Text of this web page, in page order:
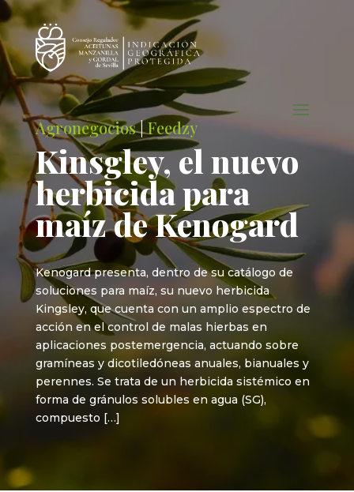
Agronegocios|Feedzy
Kinsgley, el nuevo
herbicida para
maíz de Kenogard
Kenogard presenta, dentro de su catálogo de
soluciones para maíz, su nuevo herbicida
Kingsley, que cuenta con un amplio espectro de
acción en el control de malas hierbas en
aplicaciones postemergencia, actuando sobre
gramíneas y dicotiledóneas anuales, bianuales y
perennes. Se trata de un herbicida sistémico en
forma de gránulos solubles en agua (SG),
compuesto […]